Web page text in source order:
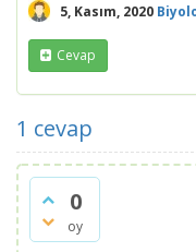
5, Kasım, 2020
Cevap
1 cevap
0
oy